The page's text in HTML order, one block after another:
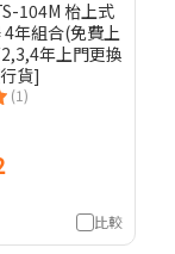
104M 枱上式
年組合(免費上
年上門更換
貨]
(1)
比較